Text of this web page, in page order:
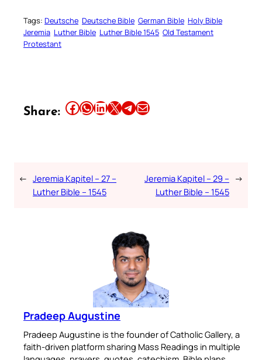
Tags: Deutsche Deutsche Bible German Bible Holy Bible
Jeremia Luther Bible Luther Bible 1545 Old Testament
Protestant
Share: Share this article on Facebook Share this article on WhatsApp Share this article on LinkedIn Share this article on X Share this article on TelegramEmail this Article
← Jeremia Kapitel – 27 –
Luther Bible – 1545
Jeremia Kapitel – 29 –
Luther Bible – 1545
→
Pradeep Augustine
Pradeep Augustine is the founder of Catholic Gallery, a
faith-driven platform sharing Mass Readings in multiple